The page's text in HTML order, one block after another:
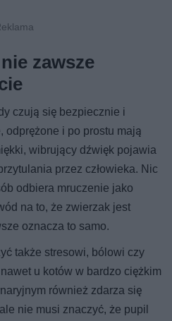
zawsze
czują się bezpiecznie i
i po prostu mają
wibrujący dźwięk pojawia
przez człowieka. Nic
odbiera mruczenie jako
na to, że zwierzak jest
oznacza to samo.
także stresowi, bólowi czy
u kotów w bardzo ciężkim
również zdarza się
nie musi znaczyć, że pupil